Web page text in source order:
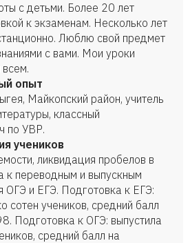
с детьми. Более 20 лет
к экзаменам. Несколько лет
Люблю свой предмет
с вами. Мои уроки
опыт
Майкопский район, учитель
классный
по УВР.
учеников
ликвидация пробелов в
к переводным и выпускным
ОГЭ и ЕГЭ. Подготовка к ЕГЭ:
сотен учеников, средний балл
Подготовка к ОГЭ: выпустила
средний балл на